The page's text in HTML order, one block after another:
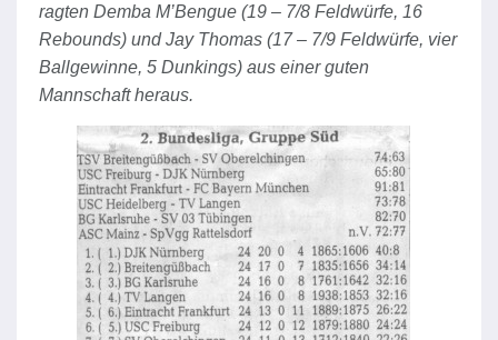
ragten Demba M’Bengue (19 – 7/8 Feldwürfe, 16
Rebounds) und Jay Thomas (17 – 7/9 Feldwürfe, vier
Ballgewinne, 5 Dunkings) aus einer guten
Mannschaft heraus.